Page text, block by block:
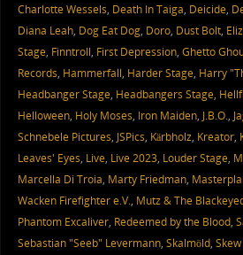
Charlotte Wessels, Death In Taiga, Deicide,
Diana Leah, Dog Eat Dog, Doro, Dust Bolt,
Stage, Finntroll, First Depression, Ghetto
Records, Hammerfall, Harder Stage, Harry
Headbanger Stage, Headbangers Stage,
Helloween, Holy Moses, Iron Maiden, J.B.O.,
Schnebele Pictures, JSPics, Kärbholz, Kreator,
Leaves' Eyes, Live, Live 2023, Louder Stage,
Marcella Di Troia, Marty Friedman,
Wacken Firefighter e.V., Mutz & The
Phantom Excaliver, Redeemed by the Blood,
Sebastian "Seeb" Levermann, Skalmöld,